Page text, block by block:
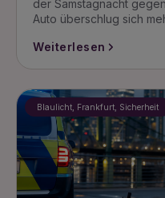
der Samstagnacht
Auto überschlug sich
Weiterlesen
Blaulicht, Frankfurt, Sicherheit